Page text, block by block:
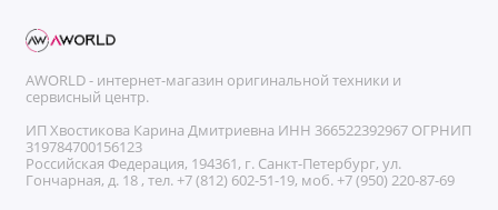
AWORLD - интернет-магазин оригинальной техники и
сервисный центр.
ИП Хвостикова Карина Дмитриевна ИНН 366522392967 ОГРНИП
319784700156123
Российская Федерация, 194361, г. Санкт-Петербург, ул.
Гончарная, д. 18 , тел. +7 (812) 602-51-19, моб. +7 (950) 220-87-69